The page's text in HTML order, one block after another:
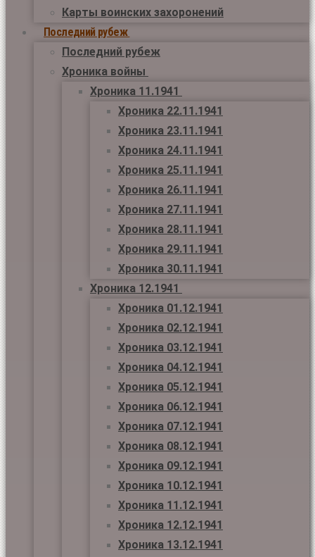
Карты воинских захоронений
Последний рубеж
Последний рубеж
Хроника войны
Хроника 11.1941
Хроника 22.11.1941
Хроника 23.11.1941
Хроника 24.11.1941
Хроника 25.11.1941
Хроника 26.11.1941
Хроника 27.11.1941
Хроника 28.11.1941
Хроника 29.11.1941
Хроника 30.11.1941
Хроника 12.1941
Хроника 01.12.1941
Хроника 02.12.1941
Хроника 03.12.1941
Хроника 04.12.1941
Хроника 05.12.1941
Хроника 06.12.1941
Хроника 07.12.1941
Хроника 08.12.1941
Хроника 09.12.1941
Хроника 10.12.1941
Хроника 11.12.1941
Хроника 12.12.1941
Хроника 13.12.1941